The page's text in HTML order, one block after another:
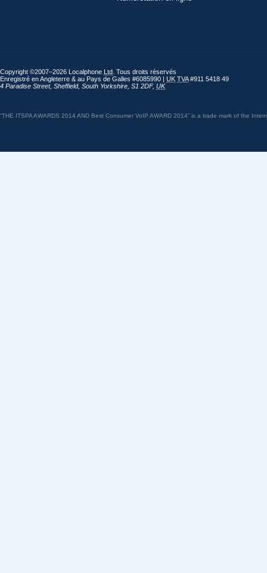
Copyright ©2007–2026 Localphone Ltd . Tous droits réservés
Enregistré en Angleterre & au Pays de Galles #6085990 | UK TVA#911 5418 49
4 Paradise Street, Sheffield, South Yorkshire S1 2DF, UK
“THE ITSPA AWARDS 2014 AND Best Consumer VoIP AWARD 2014” is a trade mark of the